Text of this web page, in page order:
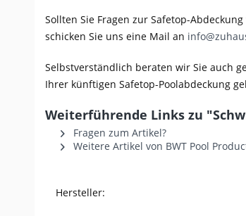
Sollten Sie Fragen zur Safetop-
schicken Sie uns eine Mail an
Selbstverständlich beraten wir Sie auch
Ihrer künftigen Safetop-Poolabdeckung
Weiterführende Links zu
Fragen zum Artikel?
Weitere Artikel von BWT Pool
Hersteller: